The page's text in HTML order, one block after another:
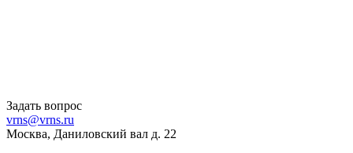
Задать вопрос
vrns@vrns.ru
Москва, Даниловский вал д. 22